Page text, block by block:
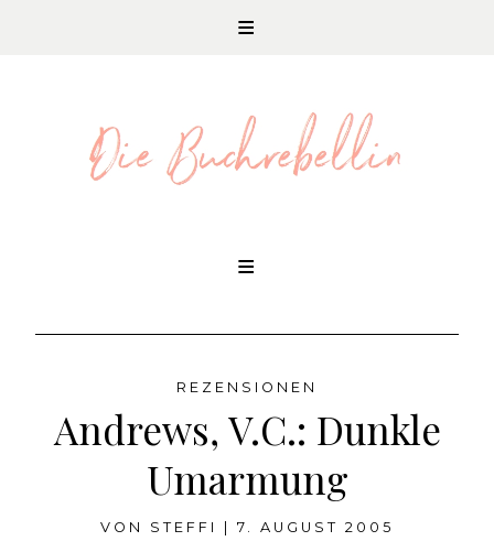
REZENSIONEN
Andrews, V.C.: Dunkle
Umarmung
VON STEFFI 7. AUGUST 2005